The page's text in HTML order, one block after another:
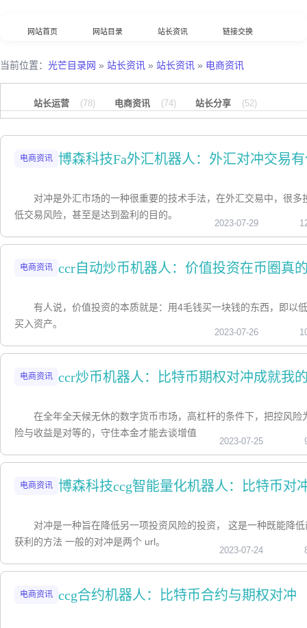
网站首页 网站目录 站长资讯 链接交换
分类浏览 最新收录 数据归档 TOP排行榜
当前位置： 光芒目录网 » 站长资讯 » 站长资讯 » 电商资讯
站长运营 (78) 电商资讯 (74) 站长分享 (52)
电商资讯 博森科技Fa外汇机器人：外汇对冲交易
对冲是外汇市场的一种很重要的技术手法，在外汇交易中，很多
低交易风险，甚至是达到盈利的目的。
2023-07-29
电商资讯 ccr自动炒币机器人：价值投资在币圈真
有人说，价值投资的本质就是：用4毛钱买一块钱的东西，即以
买入资产。
2023-07-26
电商资讯 ccr炒币机器人：比特币期权对冲成就我
在全年全天候无休的数字货币市场，高杠杆的条件下，把控风险
险与收益是对等的，守住本金才能去谈增值
2023-07-25
电商资讯 博森科技ccg智能量化机器人：比特币对
对冲是一种旨在降低另一项投资风险的投资， 这是一种既能降
获利的方法 一般的对冲是两个 url。
2023-07-24
电商资讯 ccg合约机器人：比特币合约与期权对冲